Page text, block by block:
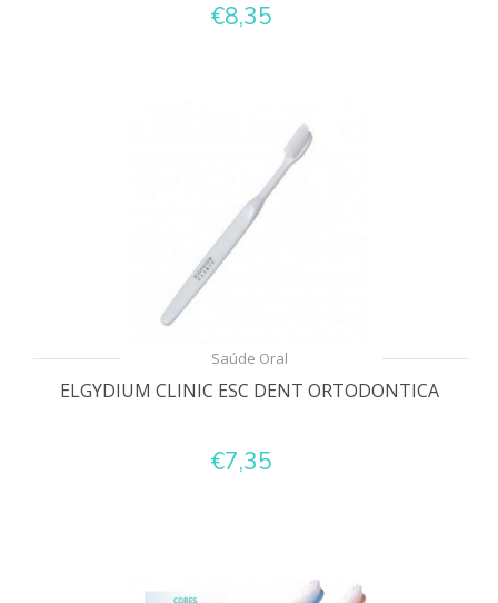
€8,35
Saúde Oral
ELGYDIUM CLINIC ESC DENT ORTODONTICA
€7,35